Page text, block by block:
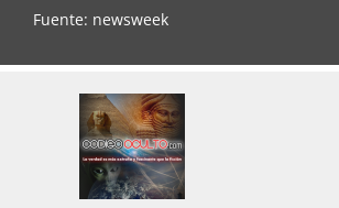
Fuente: newsweek